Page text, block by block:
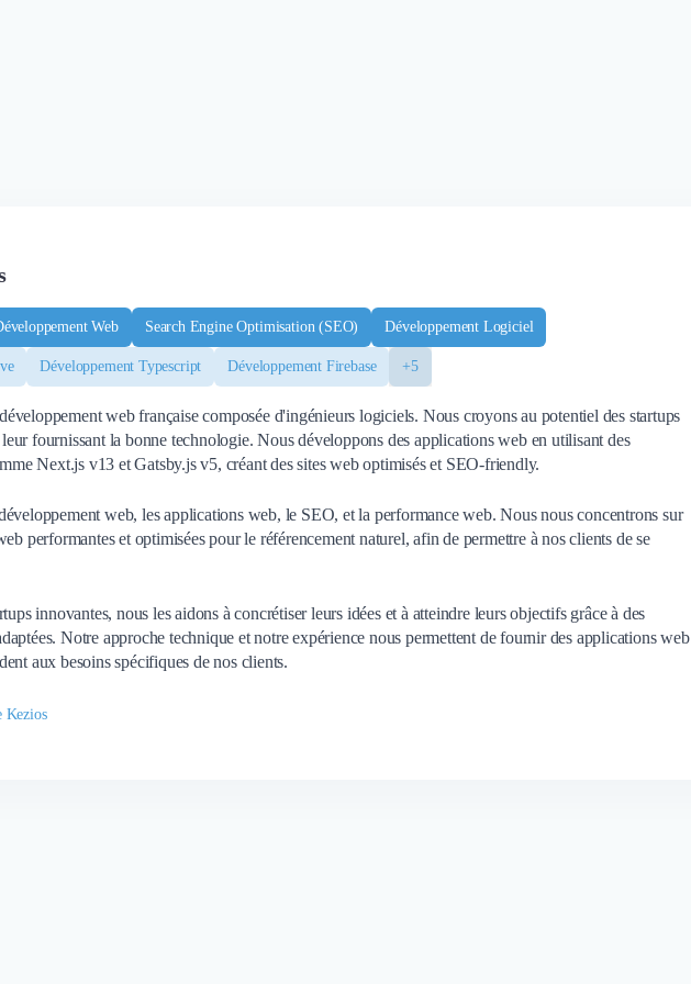
Web Search Engine Optimisation (SEO) Développement Logiciel
Développement Typescript Développement Firebase +5
web française composée d'ingénieurs logiciels. Nous croyons au potentiel des startups
fournissant la bonne technologie. Nous développons des applications web en utilisant des
Next.js v13 et Gatsby.js v5, créant des sites web optimisés et SEO-friendly.
web, les applications web, le SEO, et la performance web. Nous nous concentrons sur
performantes et optimisées pour le référencement naturel, afin de permettre à nos clients de se
innovantes, nous les aidons à concrétiser leurs idées et à atteindre leurs objectifs grâce à des
Notre approche technique et notre expérience nous permettent de fournir des applications web
aux besoins spécifiques de nos clients.
Kezios